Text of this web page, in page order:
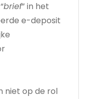
brief” in het
e-deposit
niet op de rol